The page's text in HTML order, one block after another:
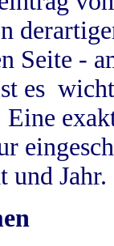
Seite -
es
und Jahr.